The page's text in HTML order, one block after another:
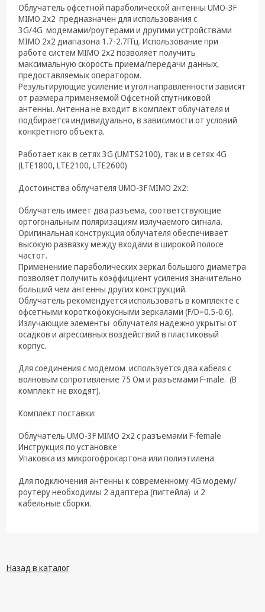
Климатическая
техника
Электрика
Светотехника
Товары для
дома и Бытовая
техника
Компьютерные
Системы
Облучатель офсетной параболической антенны UMO-3F
MIMO 2x2 предназначен для использования с
3G/4G модемами/роутерами и другими устройствами
MIMO 2х2 диапазона 1.7-2.7ГГц. Использование при
работе систем MIMO 2x2 позволяет получить
максимальную скорость приема/передачи данных,
предоставляемых оператором.
Результирующие усиление и угол направленности зависят
от размера применяемой Офсетной спутниковой
антенны. Антенна не входит в комплект облучателя и
подбирается индивидуально, в зависимости от условий
конкретного объекта.
Работает как в сетях 3G (UMTS2100), так и в сетях 4G
(LTE1800, LTE2100, LTE2600)
Достоинства облучателя UMO-3F MIMO 2x2:
Облучатель имеет два разъема, соответствующие
ортогональным поляризациям излучаемого сигнала.
Оригинальная конструкция облучателя обеспечивает
высокую развязку между входами в широкой полосе
частот.
Применениие параболических зеркал большого диаметра
позволяет получить коэффициент усиления значительно
больший чем антенны других конструкций.
Облучатель рекомендуется использовать в комплекте с
офсетными короткофокусными зеркалами (F/D=0.5-0.6).
Излучающие элементы облучателя надежно укрыты от
осадков и агрессивных воздействий в пластиковый
корпус.
Для соединения с модемом используется два кабеля с
волновым сопротивление 75 Ом и разъемами F-male. (В
комплект не входят).
Комплект поставки:
Облучатель UMO-3F MIMO 2х2 с разъемами F-female
Инструкция по установке
Упаковка из микрогофрокартона или полиэтилена
Для подключения антенны к современному 4G модему/
роутеру необходимы 2 адаптера (пигтейла) и 2
кабельные сборки.
Назад в каталог